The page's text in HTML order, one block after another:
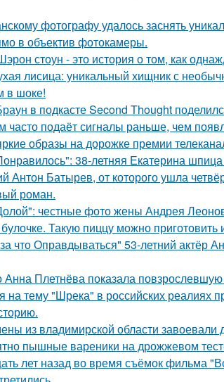
фотографу удалось заснять
в объектив фотокамеры.
стоун - это история о том, как
лисица: уникальный хищник с
в шоке!
в подкасте Second Thought
часто подаёт сигналы раньше, чем
образы на дорожке премии
38-летняя Екатерина
Антон Батырев, от которого ушла
роман.
честные фото жены Андрея
Такую пиццу можно
что Оправдываться" 53-летний актёр
Плетнёва показала
на тему "Шрека" в российских реалиях
из владимирской области
пышные вареники на дрожжевом
лет назад во время съёмок фильма